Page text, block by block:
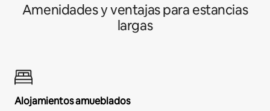
Amenidades y ventajas para estancias
largas
Alojamientos amueblados